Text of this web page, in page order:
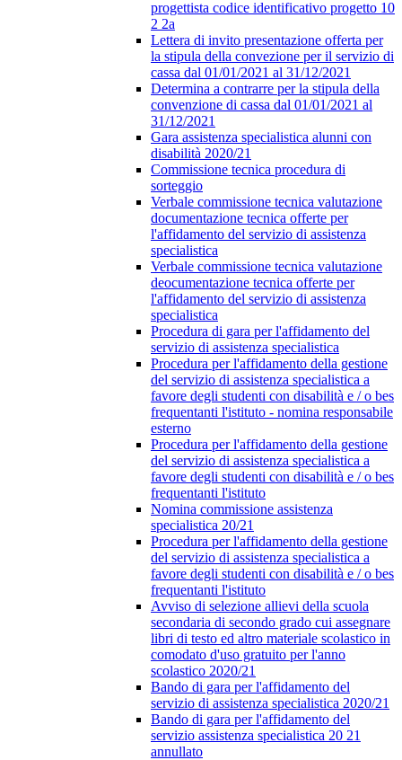
progettista codice identificativo progetto 10
2 2a
Lettera di invito presentazione offerta per
la stipula della convezione per il servizio di
cassa dal 01/01/2021 al 31/12/2021
Determina a contrarre per la stipula della
convenzione di cassa dal 01/01/2021 al
31/12/2021
Gara assistenza specialistica alunni con
disabilità 2020/21
Commissione tecnica procedura di
sorteggio
Verbale commissione tecnica valutazione
documentazione tecnica offerte per
l'affidamento del servizio di assistenza
specialistica
Verbale commissione tecnica valutazione
deocumentazione tecnica offerte per
l'affidamento del servizio di assistenza
specialistica
Procedura di gara per l'affidamento del
servizio di assistenza specialistica
Procedura per l'affidamento della gestione
del servizio di assistenza specialistica a
favore degli studenti con disabilità e / o bes
frequentanti l'istituto - nomina responsabile
esterno
Procedura per l'affidamento della gestione
del servizio di assistenza specialistica a
favore degli studenti con disabilità e / o bes
frequentanti l'istituto
Nomina commissione assistenza
specialistica 20/21
Procedura per l'affidamento della gestione
del servizio di assistenza specialistica a
favore degli studenti con disabilità e / o bes
frequentanti l'istituto
Avviso di selezione allievi della scuola
secondaria di secondo grado cui assegnare
libri di testo ed altro materiale scolastico in
comodato d'uso gratuito per l'anno
scolastico 2020/21
Bando di gara per l'affidamento del
servizio di assistenza specialistica 2020/21
Bando di gara per l'affidamento del
servizio assistenza specialistica 20 21
annullato